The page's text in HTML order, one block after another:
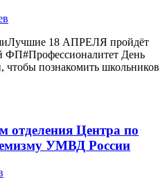
18 АПРЕЛЯ пройдёт
ФП#Профессионалитет День
чтобы познакомить школьников
отделения Центра по
УМВД России